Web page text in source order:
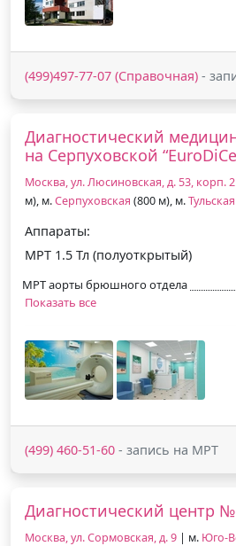
(499)497-77-07 (Справочная) -
Диагностический
на Серпуховской
Москва, ул. Люсиновская, д. 53, корп. 2
м), м.Серпуховская (800 м), м.Тульская
Аппараты:
МРТ 1.5 Тл (полуоткрытый)
МРТ аорты брюшного отдела
Показать все
(499) 460-51-60 - запись на МРТ
Диагностический центр
Москва, ул. Сормовская, д. 9 | м. Юго-